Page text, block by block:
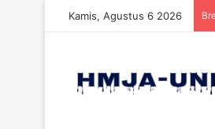
Kamis, Agustus 6 2026